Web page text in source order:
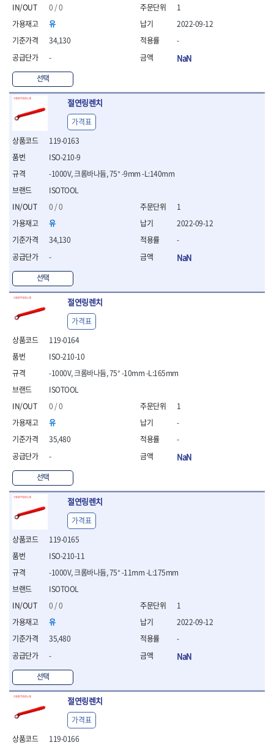
- 절연니퍼
- 절연가위
- 절연비트
- 절연라쳇렌치
- 절연라쳇렌치세트
- 절연볼트커터
- 절연아답타
- 절연펀치
- 기타
- 방폭연결대
- 방폭니퍼
- 방폭펜치
- 방폭플라이어
- 방폭가위
- 방폭스패너
- 방폭비트소켓
- 방폭아답타
- 방폭T렌치
- 방폭드라이버
- 방폭펀치
- 절연포지비트소켓
철공공구
- 볼트커터
- 항공가위
- 클램프
- 망치
- 볼핀망치
- 함마망치
- 도끼
- 판금망치
- 나일론무반동망치
- 플라스틱망치
- 고무망치
- 센타펀치
- 평치즐
- 핀펀치세트
- 펀치세트
- 톱대
- 용접용품
- 빠루
- 커터칼
- 전지가위
- 목공톱
0 / 0
유
34,130
-
선택
1
2022-09-12
-
NaN
절연링렌치
119-0163
ISOTOOL
0 / 0
유
34,130
-
선택
ISO-210-9
-1000V, 크롬바나듐, 75° -9mm -L:140mm
가격표
1
2022-09-12
-
NaN
절연링렌치
119-0164
ISOTOOL
0 / 0
유
35,480
-
선택
ISO-210-10
-1000V, 크롬바나듐, 75° -10mm -L:165mm
가격표
1
-
-
NaN
절연링렌치
119-0165
ISOTOOL
0 / 0
유
35,480
-
선택
ISO-210-11
-1000V, 크롬바나듐, 75° -11mm -L:175mm
가격표
1
2022-09-12
-
NaN
절연링렌치
119-0166
가격표